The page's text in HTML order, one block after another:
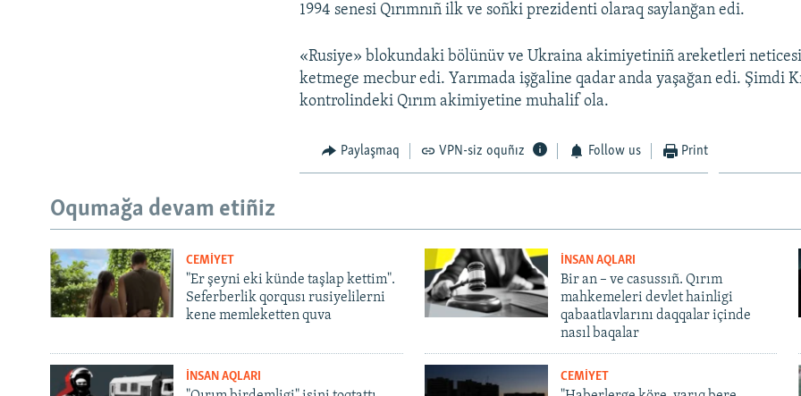
1994 senesi Qırımnıñ ilk ve soñki prezidenti olaraq saylanğan edi.
«Rusiye» blokundaki bölünüv ve Ukraina akimiyetiniñ areketleri
ketmege mecbur edi. Yarımada işğaline qadar anda yaşağan edi. Şimdi
kontrolindeki Qırım akimiyetine muhalif ola.
Paylaşmaq VPN-siz oquñız Follow us Print
Oqumağa devam etiñiz
CEMİYET
"Er şeyni eki künde taşlap kettim".
Seferberlik qorqusı rusiyelilerni
kene memleketten quva
İNSAN AQLARI
Bir an – ve casussıñ. Qırım
mahkemeleri devlet hainligi
qabaatlavlarını daqqalar içinde
nasıl baqalar
İNSAN AQLARI CEMİYET